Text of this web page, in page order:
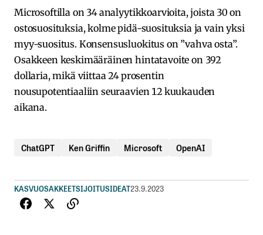
Microsoftilla on 34 analyytikkoarvioita, joista 30 on
ostosuosituksia, kolme pidä-suosituksia ja vain yksi
myy-suositus. Konsensusluokitus on ”vahva osta”.
Osakkeen keskimääräinen hintatavoite on 392
dollaria, mikä viittaa 24 prosentin
nousupotentiaaliin seuraavien 12 kuukauden
aikana.
ChatGPT Ken Griffin Microsoft OpenAI
KASVUOSAKKEETSIJOITUSIDEAT23.9.2023